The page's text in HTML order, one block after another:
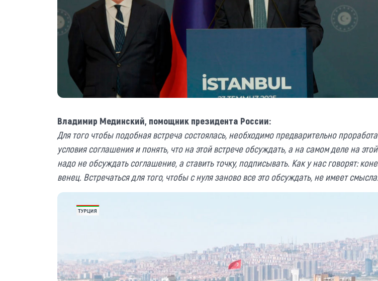
Владимир Мединский, помощник президента России:
Для того чтобы подобная встреча состоялась, необходимо предварительно
условия соглашения и понять, что на этой встрече обсуждать, а на самом деле на
надо не обсуждать соглашение, а ставить точку, подписывать. Как у нас говорят:
венец. Встречаться для того, чтобы с нуля заново все это обсуждать, не имеет смысла.